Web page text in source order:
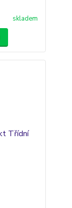
skladem